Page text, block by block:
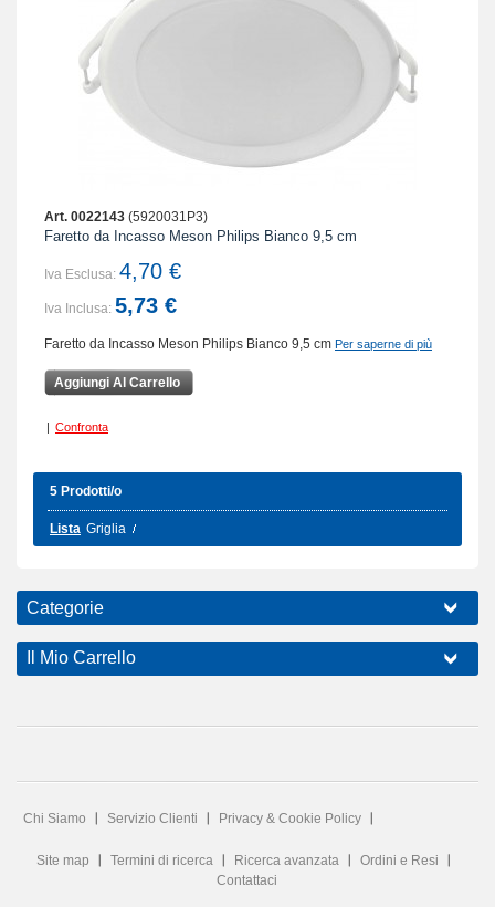
Art. 0022143 (5920031P3)
Faretto da Incasso Meson Philips Bianco 9,5 cm
Iva Esclusa: 4,70 €
Iva Inclusa: 5,73 €
Faretto da Incasso Meson Philips Bianco 9,5 cm Per saperne di più
Aggiungi Al Carrello
| Confronta
5 Prodotti/o
Lista Griglia
Categorie
Il Mio Carrello
Chi Siamo Servizio Clienti Privacy & Cookie Policy
Site map Termini di ricerca Ricerca avanzata
Ordini e Resi
Contattaci